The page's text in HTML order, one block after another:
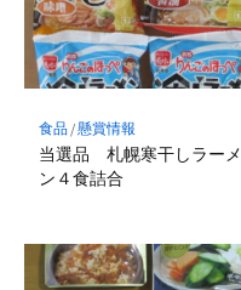
食品/懸賞情報
当選品 札幌寒干しラーメ
ン４食詰合